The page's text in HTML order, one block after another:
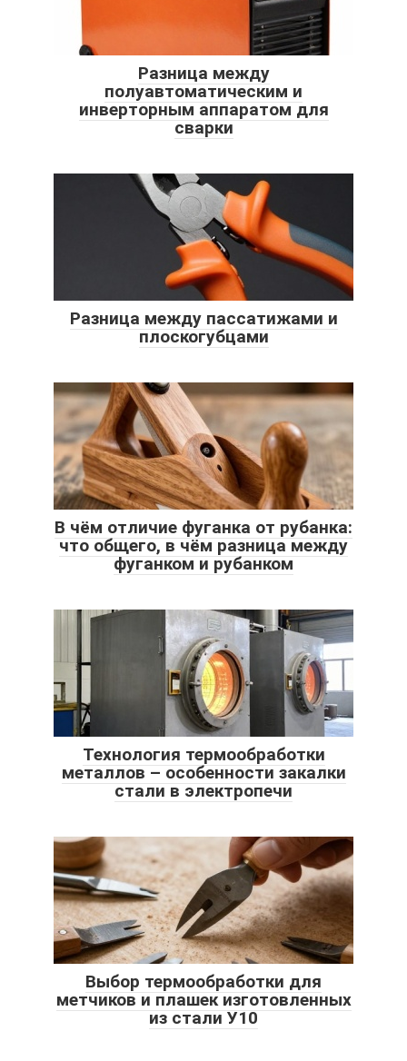
Разница между
полуавтоматическим и
инверторным аппаратом для
сварки
Разница между пассатижами и
плоскогубцами
В чём отличие фуганка от рубанка:
что общего, в чём разница между
фуганком и рубанком
Технология термообработки
металлов – особенности закалки
стали в электропечи
Выбор термообработки для
метчиков и плашек изготовленных
из стали У10